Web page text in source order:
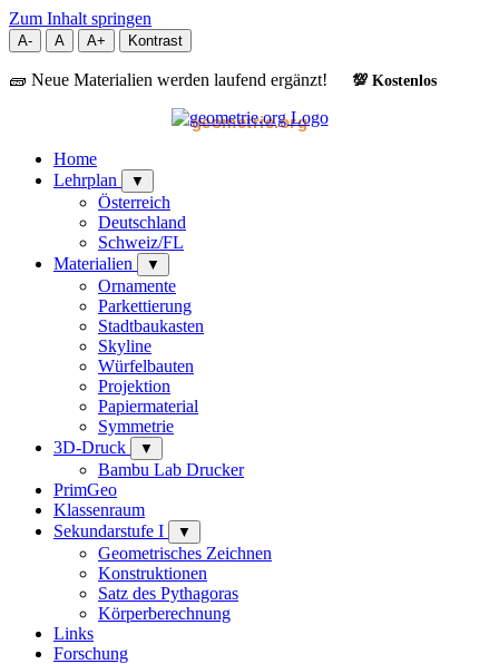
Zum Inhalt springen
A- A A+ Kontrast
🧱 Neue Materialien werden laufend ergänzt! 💯 Kostenlos
geometrie.org
Home
Lehrplan
▼
Österreich
Deutschland
Schweiz/FL
Materialien
▼
Ornamente
Parkettierung
Stadtbaukasten
Skyline
Würfelbauten
Projektion
Papiermaterial
Symmetrie
3D-Druck
▼
Bambu Lab Drucker
PrimGeo
Klassenraum
Sekundarstufe I
▼
Geometrisches Zeichnen
Konstruktionen
Satz des Pythagoras
Körperberechnung
Links
Forschung